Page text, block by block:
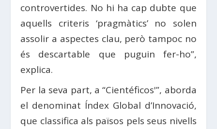
controvertides. No hi ha cap dubte que
aquells criteris ‘pragmàtics’ no solen
assolir a aspectes clau, però tampoc no
és descartable que puguin fer-ho”,
explica.
Per la seva part, a “Cientéficos'”, aborda
el denominat Índex Global d’Innovació,
que classifica als països pels seus nivells